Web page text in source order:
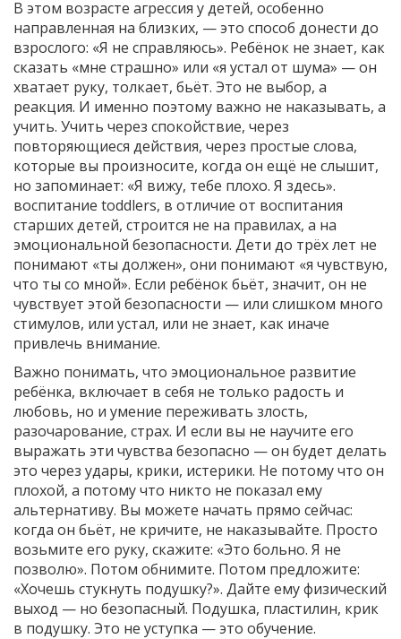
В этом возрасте агрессия у детей, особенно
направленная на близких, — это способ донести до
взрослого: «Я не справляюсь». Ребёнок не знает, как
сказать «мне страшно» или «я устал от шума» — он
хватает руку, толкает, бьёт. Это не выбор, а
реакция. И именно поэтому важно не наказывать, а
учить. Учить через спокойствие, через
повторяющиеся действия, через простые слова,
которые вы произносите, когда он ещё не слышит,
но запоминает: «Я вижу, тебе плохо. Я здесь».
воспитание toddlers, в отличие от воспитания
старших детей, строится не на правилах, а на
эмоциональной безопасности. Дети до трёх лет не
понимают «ты должен», они понимают «я чувствую,
что ты со мной». Если ребёнок бьёт, значит, он не
чувствует этой безопасности — или слишком много
стимулов, или устал, или не знает, как иначе
привлечь внимание.
Важно понимать, что эмоциональное развитие
ребёнка, включает в себя не только радость и
любовь, но и умение переживать злость,
разочарование, страх. И если вы не научите его
выражать эти чувства безопасно — он будет делать
это через удары, крики, истерики. Не потому что он
плохой, а потому что никто не показал ему
альтернативу. Вы можете начать прямо сейчас:
когда он бьёт, не кричите, не наказывайте. Просто
возьмите его руку, скажите: «Это больно. Я не
позволю». Потом обнимите. Потом предложите:
«Хочешь стукнуть подушку?». Дайте ему физический
выход — но безопасный. Подушка, пластилин, крик
в подушку. Это не уступка — это обучение.